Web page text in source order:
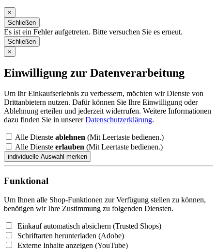
×
Schließen
Es ist ein Fehler aufgetreten. Bitte versuchen Sie es erneut.
Schließen
×
Einwilligung zur Datenverarbeitung
Um Ihr Einkaufserlebnis zu verbessern, möchten wir Dienste von
Drittanbietern nutzen. Dafür können Sie Ihre Einwilligung oder
Ablehnung erteilen und jederzeit widerrufen. Weitere Informationen
dazu finden Sie in unsererDatenschutzerklärung.
Alle Dienste ablehnen (Mit Leertaste bedienen.)
Alle Dienste erlauben (Mit Leertaste bedienen.)
Funktional
Um Ihnen alle Shop-Funktionen zur Verfügung stellen zu können,
benötigen wir Ihre Zustimmung zu folgenden Diensten.
Einkauf automatisch absichern (Trusted Shops)
Schriftarten herunterladen (Adobe)
Externe Inhalte anzeigen (YouTube)